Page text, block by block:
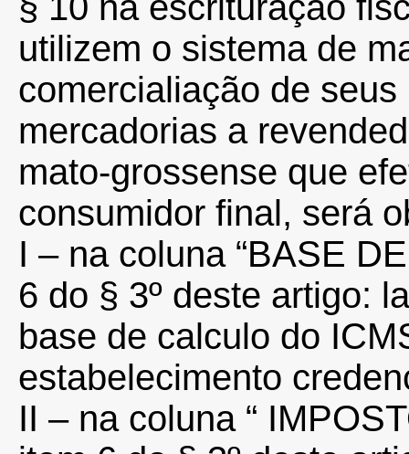
utilizem o sistema de
comercialiação de
mercadorias a
mato-grossense que
consumidor final, será
I – na coluna “BASE
6 do § 3º deste artigo:
base de calculo do
estabelecimento
II – na coluna “